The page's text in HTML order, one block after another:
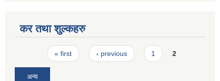
कर तथा शुल्कहरु
Pages« first ‹ previous 1 2
अन्य